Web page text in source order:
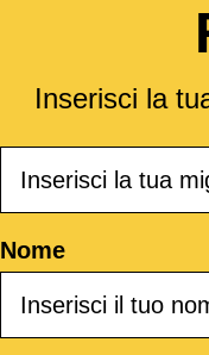
Inserisci la
Nome